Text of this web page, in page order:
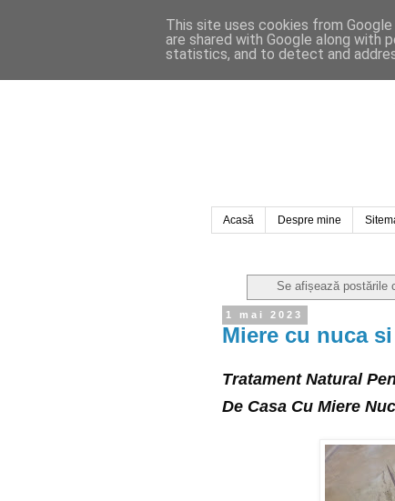
Acasă Despre mine
Se afișează postările
1 mai 2023
Miere cu nuca
Tratament Natural
De Casa Cu Miere
This site uses cookies from
are shared with Google along with
statistics, and to detect and